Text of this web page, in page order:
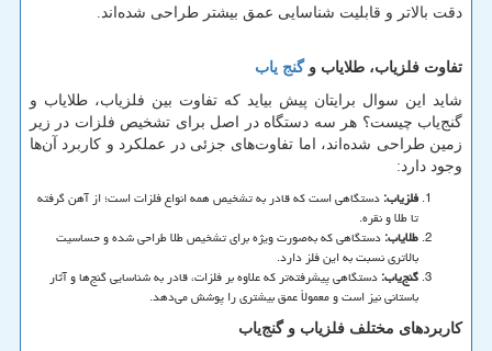
دقت بالاتر و قابلیت شناسایی عمق بیشتر طراحی شده‌اند.
تفاوت فلزیاب، طلایاب وگنج یاب
شاید این سوال برایتان پیش بیاید که تفاوت بین فلزیاب، طلایاب و
گنج‌یاب چیست؟ هر سه دستگاه در اصل برای تشخیص فلزات در زیر
زمین طراحی شده‌اند، اما تفاوت‌های جزئی در عملکرد و کاربرد آن‌ها
وجود دارد:
فلزیاب:دستگاهی است که قادر به تشخیص همه انواع فلزات است؛ از آهن گرفته
تا طلا و نقره.
طلایاب:دستگاهی که به‌صورت ویژه برای تشخیص طلا طراحی شده و حساسیت
بالاتری نسبت به این فلز دارد.
گنج‌یاب:دستگاهی پیشرفته‌تر که علاوه بر فلزات، قادر به شناسایی گنج‌ها و آثار
باستانی نیز است و معمولاً عمق بیشتری را پوشش می‌دهد.
کاربردهای مختلف فلزیاب و گنج‌یاب